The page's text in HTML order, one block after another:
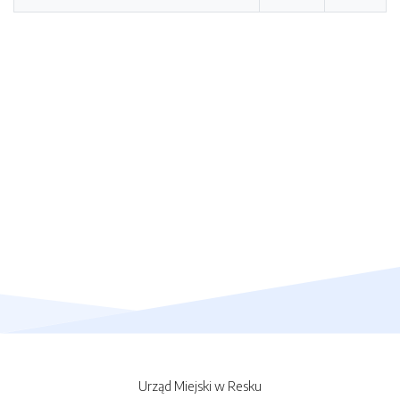
Urząd Miejski w Resku